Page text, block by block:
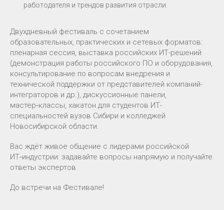
работодателя и трендов развития отрасли.
Двухдневный фестиваль с сочетанием
образовательных, практических и сетевых форматов:
пленарная сессия, выставка российских ИТ-решений
(демонстрация работы российского ПО и оборудования,
консультирование по вопросам внедрения и
технической поддержки от представителей компаний-
интеграторов и др.), дискуссионные панели,
мастер‑классы, хакатон для студентов ИТ-
специальностей вузов Сибири и колледжей
Новосибирской области.
Вас ждёт живое общение с лидерами российской
ИТ‑индустрии: задавайте вопросы напрямую и получайте
ответы экспертов.
До встречи на Фестивале!